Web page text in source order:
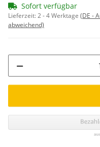
Sofort verfügbar
Lieferzeit:2 - 4 Werktage (DE -
abweichend)